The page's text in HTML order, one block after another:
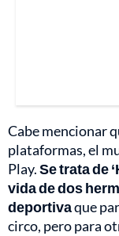
Cabe mencionar
plataformas, el
Play.Se trata de
vida de dos
deportivaque
circo, pero para